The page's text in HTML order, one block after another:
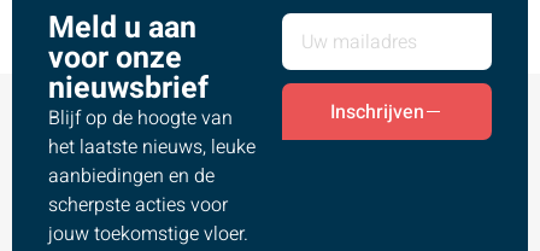
Meld u aan
voor onze
nieuwsbrief
Blijf op de hoogte van
het laatste nieuws, leuke
aanbiedingen en de
scherpste acties voor
jouw toekomstige vloer.
Inschrijven